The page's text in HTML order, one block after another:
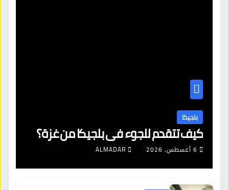
بلجيكا
كيف تتقدم للجوء في بلجيكا من غزة؟
6 أغسطس، 2026 ALMADAR